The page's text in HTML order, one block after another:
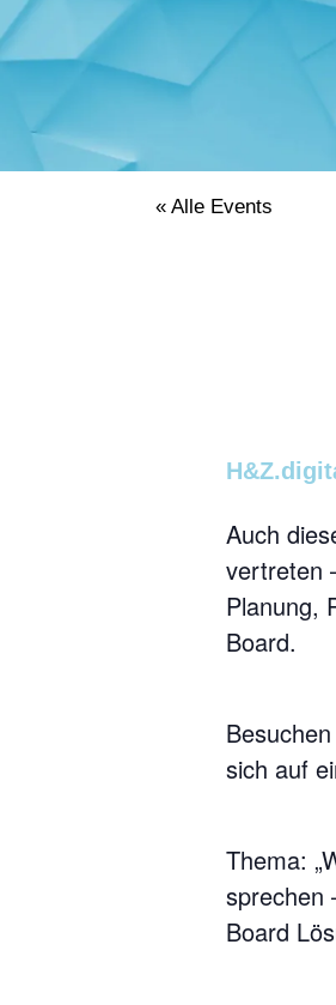
« Alle Events
Auch
vertreten
Planung,
Board.
sich auf
Thema:
sprechen
Board